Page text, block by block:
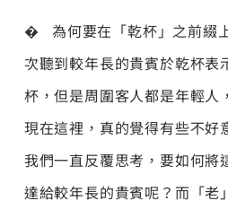
� 為何要在「乾杯」之前綴
次聽到較年長的貴賓於乾杯表
杯，但是周圍客人都是年輕人
現在這裡，真的覺得有些不好
我們一直反覆思考，要如何將
達給較年長的貴賓呢？而「老